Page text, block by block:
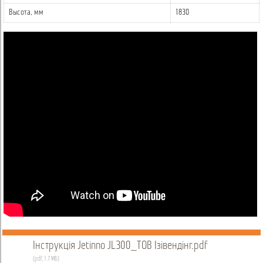
- ОС: Android. При необходимости возможна установка ОС
Linux на производстве;
- удобный и интуитивно понятный интерфейс, двойное меню
- миксер: 3;
- емкость для жидких отходов: 1×20 л;
- емкость для жмыха (гуще): 1×6 л (около 100 таблеток кофе);
- встроенный диспенсер выдачи бумажных стаканов
(диаметром 80 мм): 1×150-200 шт.;
- встроенный диспенсер крышек (не автоматический): 1х85
Высота, мм 1830
Інструкція Jetinno JL300_ТОВ Ізівендінг.pdf
(pdf, 1.7 МБ)